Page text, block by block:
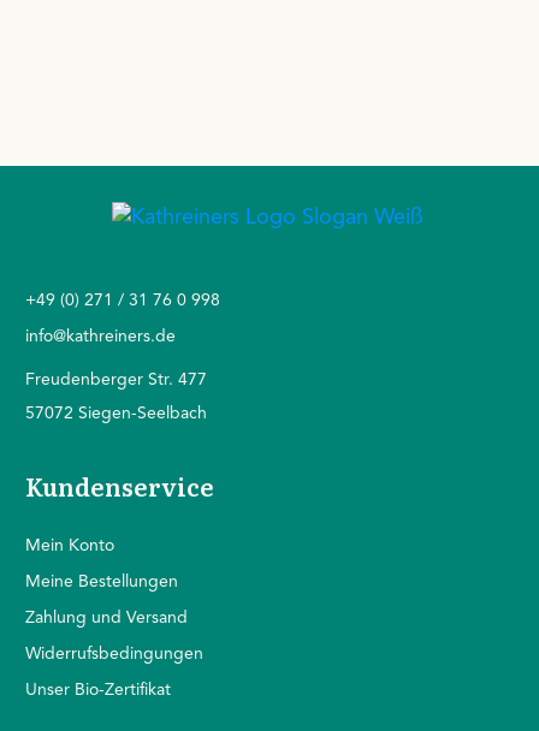
+49 (0) 271 / 31 76 0 998
info@kathreiners.de
Freudenberger Str. 477
57072 Siegen-Seelbach
Kundenservice
Mein Konto
Meine Bestellungen
Zahlung und Versand
Widerrufsbedingungen
Unser Bio-Zertifikat